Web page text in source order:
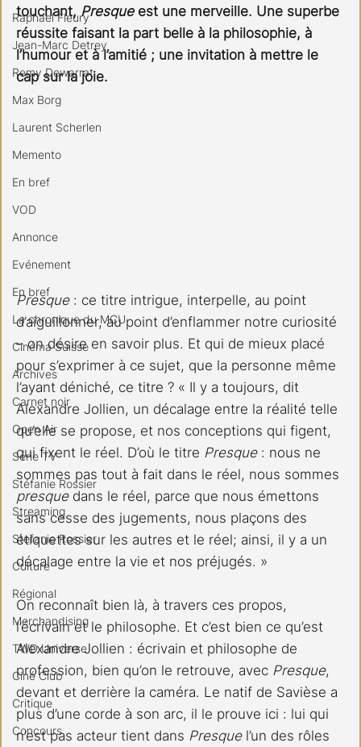
Raphael Fleury
Jean-Marc Detrey
Remy Dewarrat
Max Borg
Laurent Scherlen
Memento
En bref
VOD
Annonce
Evénement
En bref
La chronique du MCU
Cinéma Suisse
Archives
Carnet noir
Open Air
Série TV
Stéfanie Rossier
Streaming
Stefanie Rossier
Culture
Régional
Merchandising
TWD Universe
Ciné Club
Critique
Concours
touchant, Presque est une merveille. Une superbe
réussite faisant la part belle à la philosophie, à
l’humour et à l’amitié ; une invitation à mettre le
cap sur la joie.
Presque : ce titre intrigue, interpelle, au point
d’aiguillonner, au point d’enflammer notre curiosité
– on désire en savoir plus. Et qui de mieux placé
pour s’exprimer à ce sujet, que la personne même
l’ayant déniché, ce titre ? « Il y a toujours, dit
Alexandre Jollien, un décalage entre la réalité telle
qu’elle se propose, et nos conceptions qui figent,
qui fixent le réel. D’où le titre Presque : nous ne
sommes pas tout à fait dans le réel, nous sommes
presque dans le réel, parce que nous émettons
sans cesse des jugements, nous plaçons des
étiquettes sur les autres et le réel; ainsi, il y a un
décalage entre la vie et nos préjugés. »
On reconnaît bien là, à travers ces propos,
l’écrivain et le philosophe. Et c’est bien ce qu’est
Alexandre Jollien : écrivain et philosophe de
profession, bien qu’on le retrouve, avec Presque,
devant et derrière la caméra. Le natif de Savièse a
plus d’une corde à son arc, il le prouve ici : lui qui
n’est pas acteur tient dans Presque l’un des rôles